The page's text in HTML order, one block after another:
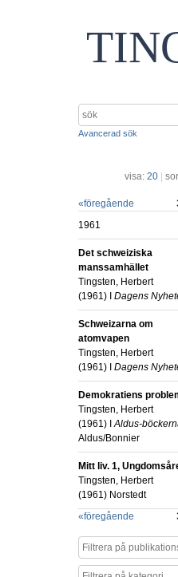
Avancerad sök
visa: 20
«föregående
1961
Det schweiziska
manssamhället
Tingsten, Herbert
(1961) I Dagens
Schweizarna om
atomvapen
Tingsten, Herbert
(1961) I Dagens
Demokratiens
Tingsten, Herbert
(1961) IAldus-
Aldus/Bonnier
Mitt liv. 1,
Tingsten, Herbert
(1961) Norstedt
«föregående
Filtrera på